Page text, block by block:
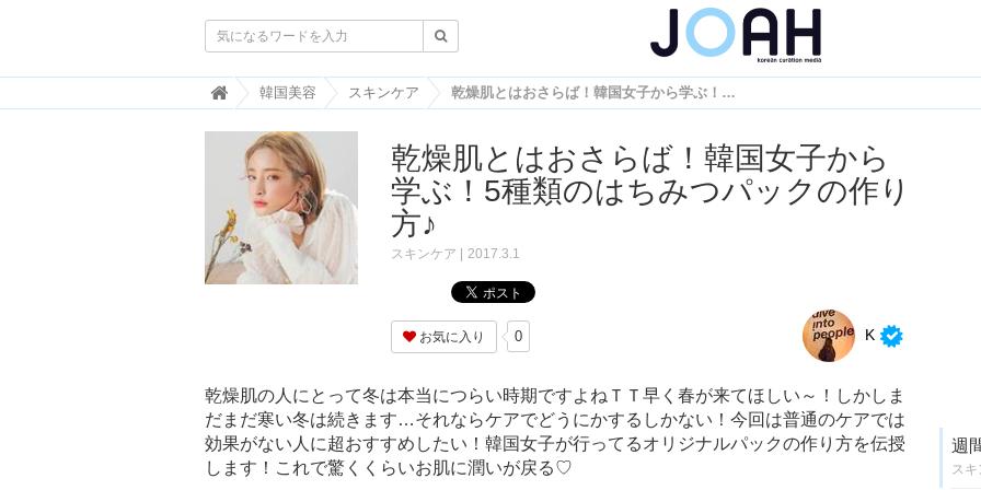
韓
国
ト
情
報
・
韓
国
J
O
A
H
-
韓国美容 スキンケア 乾燥肌とはおさらば！韓国女子から学ぶ！5種類のはちみつパックの作り方♪
乾燥肌とはおさらば！韓国女子から
学ぶ！5種類のはちみつパックの作り
方♪
スキンケア 2017.3.1
お気に入り 0 K
乾燥肌の人にとって冬は本当につらい時期ですよねＴＴ早く春が来てほしい～！しかしま
だまだ寒い冬は続きます…それならケアでどうにかするしかない！今回は普通のケアでは
効果がない人に超おすすめしたい！韓国女子が行ってるオリジナルパックの作り方を伝授
します！これで驚くくらいお肌に潤いが戻る♡
週
スキ